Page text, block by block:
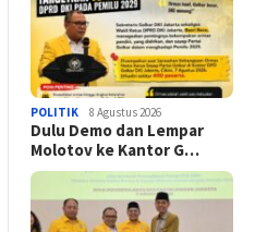
POLITIK 8 Agustus 2026
Dulu Demo dan Lempar
Molotov ke Kantor G…